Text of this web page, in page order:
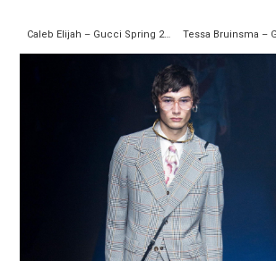
Caleb Elijah – Gucci Spring 2018 Ready-to-Wear